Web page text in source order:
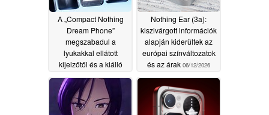
A „Compact Nothing
Dream Phone”
megszabadul a
lyukakkal ellátott
kijelzőtől és a kiálló
06/23/2026
Nothing Ear (3a):
kiszivárgott információk
alapján kiderültek az
európai színváltozatok
és az árak 06/12/2026